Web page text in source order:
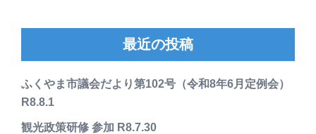
最近の投稿
ふくやま市議会だより第102号（令和8年6月定例会）
R8.8.1
観光政策研修 参加 R8.7.30